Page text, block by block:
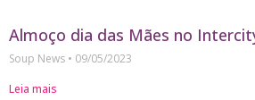
Almoço dia das Mães no
Soup News
09/05/2023
Leia mais